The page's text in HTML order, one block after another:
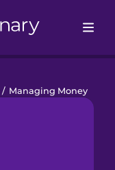
/ Managing Money